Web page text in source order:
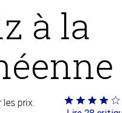
à la
prix.
Coté